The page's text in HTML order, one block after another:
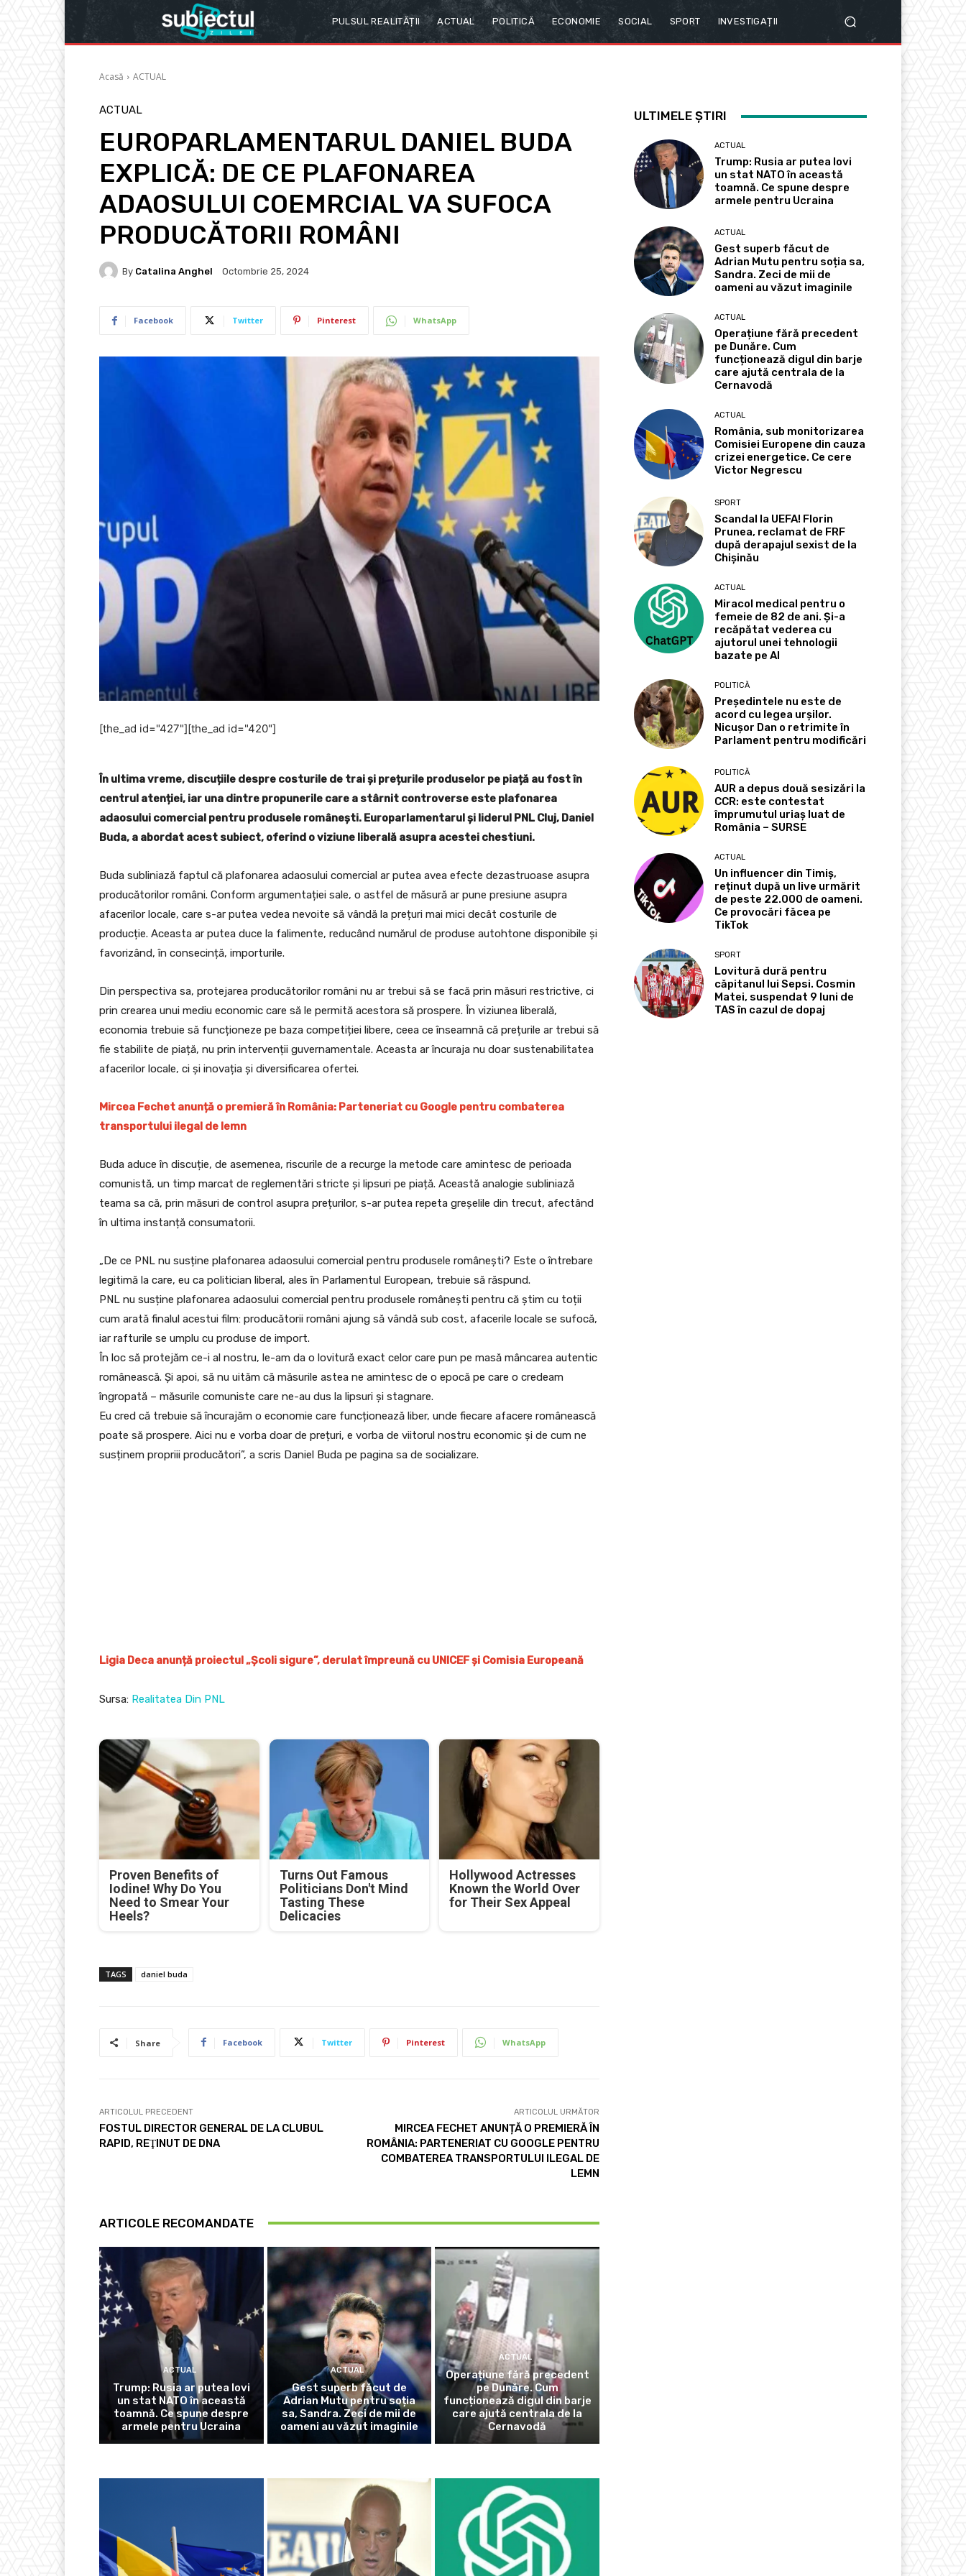
PULSUL REALITĂȚII ACTUAL POLITICĂ ECONOMIE SOCIAL SPORT INVESTIGAȚII
Acasă ACTUAL
ACTUAL
EUROPARLAMENTARUL DANIEL BUDA
EXPLICĂ: DE CE PLAFONAREA
ADAOSULUI COEMRCIAL VA SUFOCA
PRODUCĂTORII ROMÂNI
By Catalina Anghel Octombrie 25, 2024
Facebook Twitter Pinterest WhatsApp
[the_ad id="427"][the_ad id="420"]
În ultima vreme, discuțiile despre costurile de trai și prețurile produselor pe piață au fost în
centrul atenției, iar una dintre propunerile care a stârnit controverse este plafonarea
adaosului comercial pentru produsele românești. Europarlamentarul și liderul PNL Cluj, Daniel
Buda, a abordat acest subiect, oferind o viziune liberală asupra acestei chestiuni.
Buda subliniază faptul că plafonarea adaosului comercial ar putea avea efecte dezastruoase asupra
producătorilor români. Conform argumentației sale, o astfel de măsură ar pune presiune asupra
afacerilor locale, care s-ar putea vedea nevoite să vândă la prețuri mai mici decât costurile de
producție. Aceasta ar putea duce la falimente, reducând numărul de produse autohtone disponibile și
favorizând, în consecință, importurile.
Din perspectiva sa, protejarea producătorilor români nu ar trebui să se facă prin măsuri restrictive, ci
prin crearea unui mediu economic care să le permită acestora să prospere. În viziunea liberală,
economia trebuie să funcționeze pe baza competiției libere, ceea ce înseamnă că prețurile ar trebui să
fie stabilite de piață, nu prin intervenții guvernamentale. Aceasta ar încuraja nu doar sustenabilitatea
afacerilor locale, ci și inovația și diversificarea ofertei.
Mircea Fechet anunță o premieră în România: Parteneriat cu Google pentru combaterea
transportului ilegal de lemn
Buda aduce în discuție, de asemenea, riscurile de a recurge la metode care amintesc de perioada
comunistă, un timp marcat de reglementări stricte și lipsuri pe piață. Această analogie subliniază
teama sa că, prin măsuri de control asupra prețurilor, s-ar putea repeta greșelile din trecut, afectând
în ultima instanță consumatorii.
„De ce PNL nu susține plafonarea adaosului comercial pentru produsele românești? Este o întrebare
legitimă la care, eu ca politician liberal, ales în Parlamentul European, trebuie să răspund.
PNL nu susține plafonarea adaosului comercial pentru produsele românești pentru că știm cu toții
cum arată finalul acestui film: producătorii români ajung să vândă sub cost, afacerile locale se sufocă,
iar rafturile se umplu cu produse de import.
În loc să protejăm ce-i al nostru, le-am da o lovitură exact celor care pun pe masă mâncarea autentic
românească. Și apoi, să nu uităm că măsurile astea ne amintesc de o epocă pe care o credeam
îngropată – măsurile comuniste care ne-au dus la lipsuri și stagnare.
Eu cred că trebuie să încurajăm o economie care funcționează liber, unde fiecare afacere românească
poate să prospere. Aici nu e vorba doar de prețuri, e vorba de viitorul nostru economic și de cum ne
susținem propriii producători”, a scris Daniel Buda pe pagina sa de socializare.
Ligia Deca anunță proiectul „Școli sigure”, derulat împreună cu UNICEF și Comisia Europeană
Sursa: Realitatea Din PNL
Proven Benefits of
Iodine! Why Do You
Need to Smear Your
Heels?
Turns Out Famous
Politicians Don't Mind
Tasting These
Delicacies
Hollywood Actresses
Known the World Over
for Their Sex Appeal
TAGS daniel buda
Share Facebook Twitter Pinterest WhatsApp
ARTICOLUL PRECEDENT
FOSTUL DIRECTOR GENERAL DE LA CLUBUL
RAPID, REŢINUT DE DNA
ARTICOLUL URMĂTOR
MIRCEA FECHET ANUNȚĂ O PREMIERĂ ÎN
ROMÂNIA: PARTENERIAT CU GOOGLE PENTRU
COMBATEREA TRANSPORTULUI ILEGAL DE
LEMN
ARTICOLE RECOMANDATE
ACTUAL
Trump: Rusia ar putea lovi
un stat NATO în această
toamnă. Ce spune despre
armele pentru Ucraina
ACTUAL
Gest superb făcut de
Adrian Mutu pentru soția
sa, Sandra. Zeci de mii de
oameni au văzut imaginile
ACTUAL
Operațiune fără precedent
pe Dunăre. Cum
funcționează digul din barje
care ajută centrala de la
Cernavodă
ULTIMELE ȘTIRI
ACTUAL
Trump: Rusia ar putea lovi
un stat NATO în această
toamnă. Ce spune despre
armele pentru Ucraina
ACTUAL
Gest superb făcut de
Adrian Mutu pentru soția sa,
Sandra. Zeci de mii de
oameni au văzut imaginile
ACTUAL
Operațiune fără precedent
pe Dunăre. Cum
funcționează digul din barje
care ajută centrala de la
Cernavodă
ACTUAL
România, sub monitorizarea
Comisiei Europene din cauza
crizei energetice. Ce cere
Victor Negrescu
SPORT
Scandal la UEFA! Florin
Prunea, reclamat de FRF
după derapajul sexist de la
Chișinău
ACTUAL
Miracol medical pentru o
femeie de 82 de ani. Și-a
recăpătat vederea cu
ajutorul unei tehnologii
bazate pe AI
POLITICĂ
Președintele nu este de
acord cu legea urșilor.
Nicușor Dan o retrimite în
Parlament pentru modificări
POLITICĂ
AUR a depus două sesizări la
CCR: este contestat
împrumutul uriaș luat de
România – SURSE
ACTUAL
Un influencer din Timiș,
reținut după un live urmărit
de peste 22.000 de oameni.
Ce provocări făcea pe
TikTok
SPORT
Lovitură dură pentru
căpitanul lui Sepsi. Cosmin
Matei, suspendat 9 luni de
TAS în cazul de dopaj